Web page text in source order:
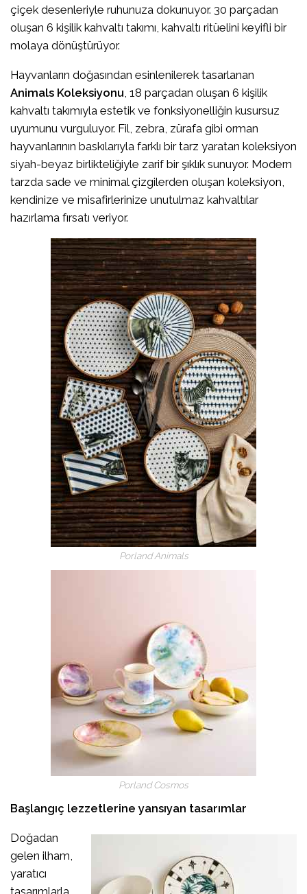
çiçek desenleriyle ruhunuza dokunuyor. 30 parçadan
oluşan 6 kişilik kahvaltı takımı, kahvaltı ritüelini keyifli bir
molaya dönüştürüyor.
Hayvanların doğasından esinlenilerek tasarlanan
Animals Koleksiyonu, 18 parçadan oluşan 6 kişilik
kahvaltı takımıyla estetik ve fonksiyonelliğin kusursuz
uyumunu vurguluyor. Fil, zebra, zürafa gibi orman
hayvanlarının baskılarıyla farklı bir tarz yaratan koleksiyon
siyah-beyaz birlikteliğiyle zarif bir şıklık sunuyor. Modern
tarzda sade ve minimal çizgilerden oluşan koleksiyon,
kendinize ve misafirlerinize unutulmaz kahvaltılar
hazırlama fırsatı veriyor.
Porland Animals
Porland Cosmos
Başlangıç lezzetlerine yansıyan tasarımlar
Doğadan
gelen ilham,
yaratıcı
tasarımlarla